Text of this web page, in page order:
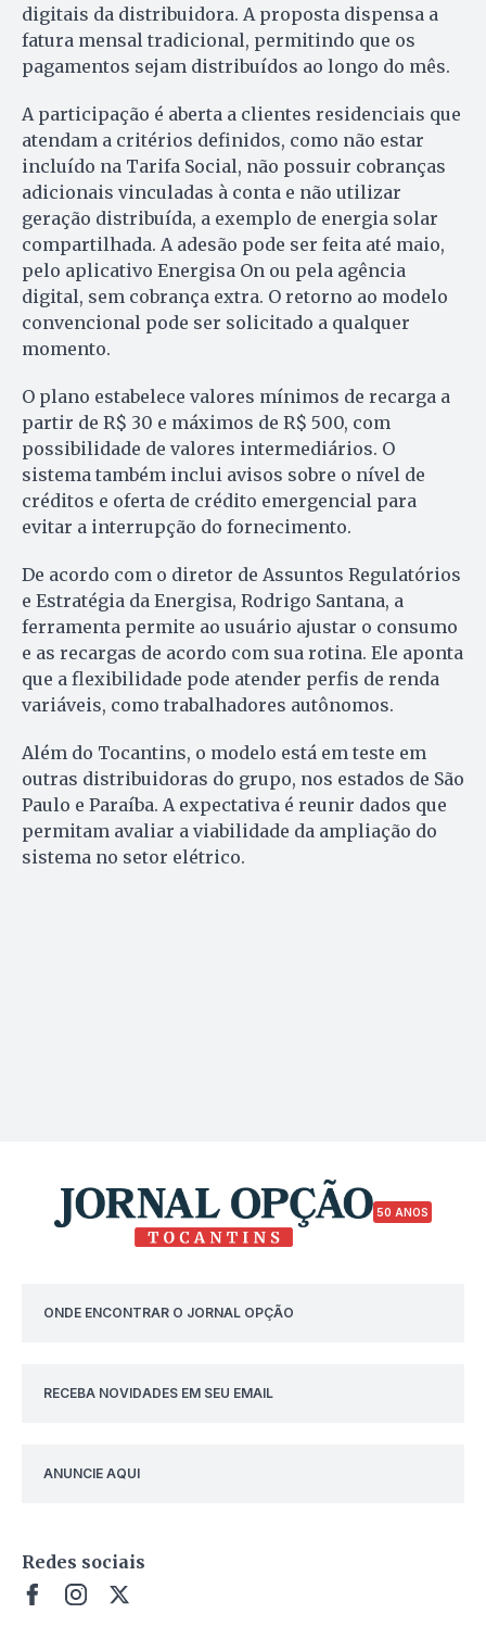
digitais da distribuidora. A proposta dispensa a
fatura mensal tradicional, permitindo que os
pagamentos sejam distribuídos ao longo do mês.
A participação é aberta a clientes residenciais que
atendam a critérios definidos, como não estar
incluído na Tarifa Social, não possuir cobranças
adicionais vinculadas à conta e não utilizar
geração distribuída, a exemplo de energia solar
compartilhada. A adesão pode ser feita até maio,
pelo aplicativo Energisa On ou pela agência
digital, sem cobrança extra. O retorno ao modelo
convencional pode ser solicitado a qualquer
momento.
O plano estabelece valores mínimos de recarga a
partir de R$ 30 e máximos de R$ 500, com
possibilidade de valores intermediários. O
sistema também inclui avisos sobre o nível de
créditos e oferta de crédito emergencial para
evitar a interrupção do fornecimento.
De acordo com o diretor de Assuntos Regulatórios
e Estratégia da Energisa, Rodrigo Santana, a
ferramenta permite ao usuário ajustar o consumo
e as recargas de acordo com sua rotina. Ele aponta
que a flexibilidade pode atender perfis de renda
variáveis, como trabalhadores autônomos.
Além do Tocantins, o modelo está em teste em
outras distribuidoras do grupo, nos estados de São
Paulo e Paraíba. A expectativa é reunir dados que
permitam avaliar a viabilidade da ampliação do
sistema no setor elétrico.
50 ANOS
ONDE ENCONTRAR O JORNAL OPÇÃO
RECEBA NOVIDADES EM SEU EMAIL
ANUNCIE AQUI
Redes sociais